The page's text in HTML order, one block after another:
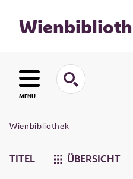
MENU
Wienbibliothek
TITEL ÜBERSICHT